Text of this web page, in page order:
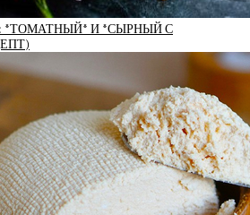
*ТОМАТНЫЙ* И *СЫРНЫЙ С